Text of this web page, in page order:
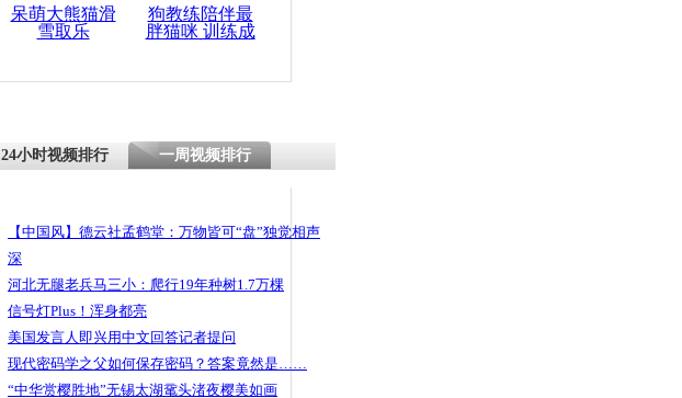
监控实拍90后女子网吧
呆萌大熊猫滑
雪取乐
狗教练陪伴最
胖猫咪 训练成
24小时视频排行 一周视频排行
【中国风】德云社孟鹤堂：万物皆可“盘”独觉相声
深
河北无腿老兵马三小：爬行19年种树1.7万棵
信号灯Plus！浑身都亮
美国发言人即兴用中文回答记者提问
现代密码学之父如何保存密码？答案竟然是……
“中华赏樱胜地”无锡太湖鼋头渚夜樱美如画